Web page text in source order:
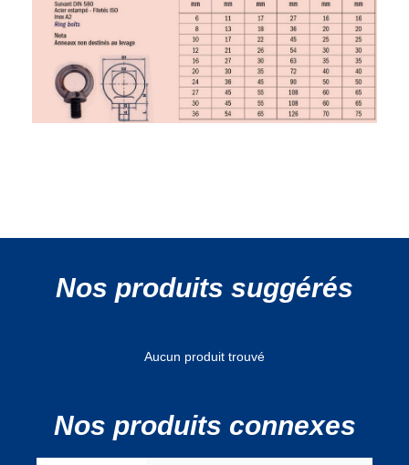
Nos produits suggérés
Aucun produit trouvé
Nos produits connexes